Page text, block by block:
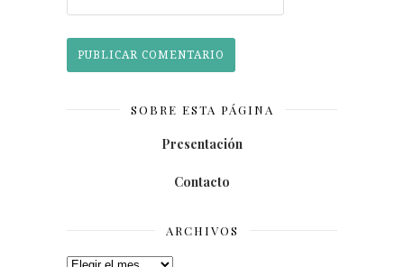
SOBRE ESTA PÁGINA
Presentación
Contacto
ARCHIVOS
Archivos